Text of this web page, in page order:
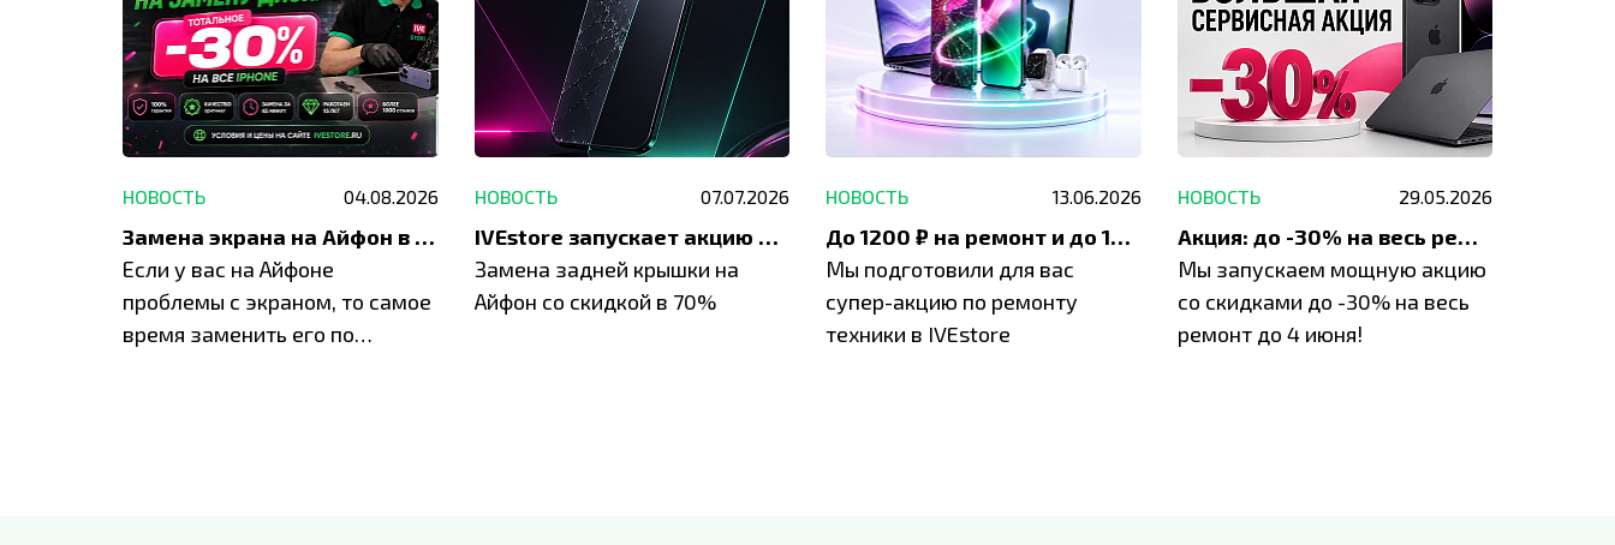
НОВОСТЬ 04.08.2026
Замена экрана на Айфон в Москве и Балашихе
Если у вас на Айфоне
проблемы с экраном, то самое
время заменить его по
НОВОСТЬ 07.07.2026
IVEstore запускает акцию на замену заднего стекла
Замена задней крышки на
Айфон со скидкой в 70%
НОВОСТЬ 13.06.2026
До 1200 ₽ на ремонт и до 1500 ₽ на покупку техники Apple
Мы подготовили для вас
супер-акцию по ремонту
техники в IVEstore
НОВОСТЬ 29.05.2026
Акция: до -30% на весь ремонт техники Apple
Мы запускаем мощную акцию
со скидками до -30% на весь
ремонт до 4 июня!